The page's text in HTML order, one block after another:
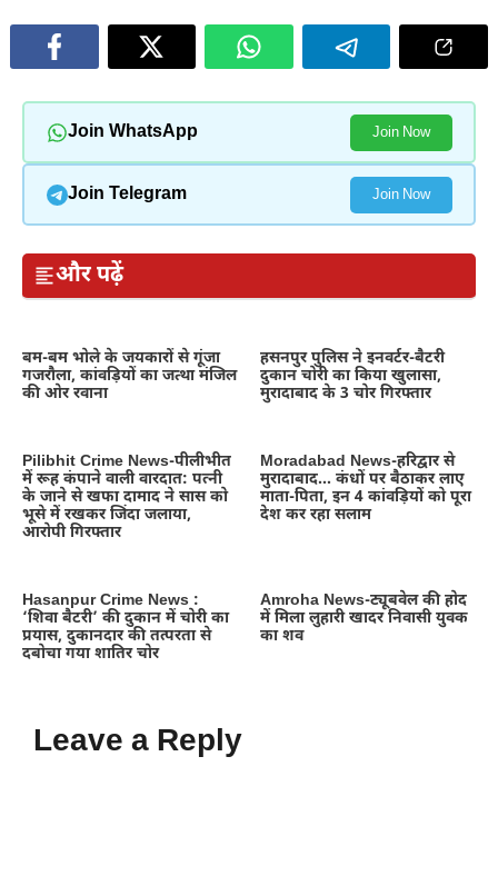
Join WhatsApp Join Now
Join Telegram Join Now
और पढ़ें
बम-बम भोले के जयकारों से गूंजा
गजरौला, कांवड़ियों का जत्था मंजिल
की ओर रवाना
हसनपुर पुलिस ने इनवर्टर-बैटरी
दुकान चोरी का किया खुलासा,
मुरादाबाद के 3 चोर गिरफ्तार
Pilibhit Crime News-पीलीभीत
में रूह कंपाने वाली वारदात: पत्नी
के जाने से खफा दामाद ने सास को
भूसे में रखकर जिंदा जलाया,
आरोपी गिरफ्तार
Moradabad News-हरिद्वार से
मुरादाबाद… कंधों पर बैठाकर लाए
माता-पिता, इन 4 कांवड़ियों को पूरा
देश कर रहा सलाम
Hasanpur Crime News :
‘शिवा बैटरी’ की दुकान में चोरी का
प्रयास, दुकानदार की तत्परता से
दबोचा गया शातिर चोर
Amroha News-ट्यूबवेल की होद
में मिला लुहारी खादर निवासी युवक
का शव
Leave a Reply